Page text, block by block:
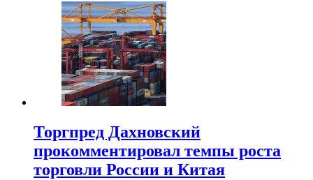
Торгпред Дахновский
прокомментировал темпы роста
торговли России и Китая